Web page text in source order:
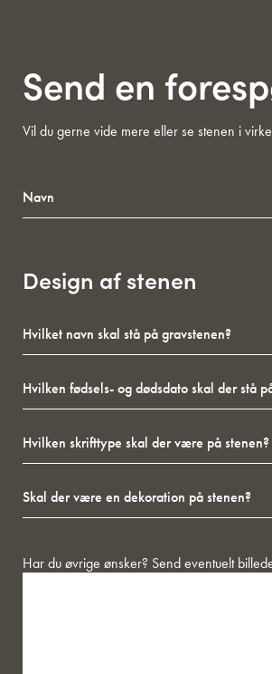
Send en
Vil du gerne vide mere eller se stenen i
Design af stenen
navn
skal
stå
på
fødsels-
og
dødsdato
skal
stå
skrifttype
skal
der
være
der
være
dekoration
Besked
Har du øvrige ønsker? Send eventuelt